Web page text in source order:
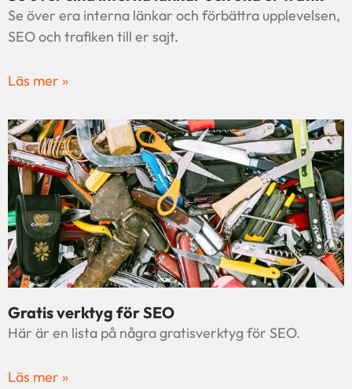
Se över era interna länkar och förbättra upplevelsen,
SEO och trafiken till er sajt.
Läs mer »
Gratis verktyg för SEO
Här är en lista på några gratisverktyg för SEO.
Läs mer »